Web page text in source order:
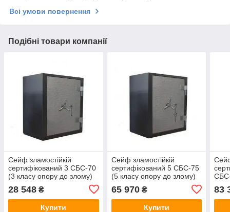
Всі умови повернення
Подібні товари компанії
Сейф зламостійкій
сертифікований 3 СБС-70
(3 класу опору до злому)
28 548 ₴
Купити
Сейф зламостійкій
сертифікований 5 СБС-75
(5 класу опору до злому)
750(в)х600(ш)х650(гл) з
двома ключовими
замками
65 970₴
Купити
83